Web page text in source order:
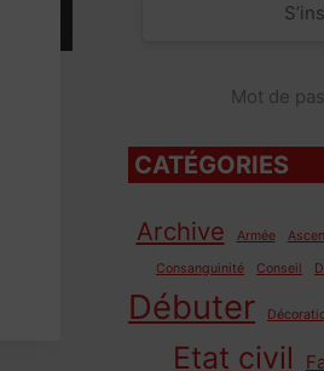
Mot de
CATÉGORIES
Archive Armée
Consanguinité Conseil
Débuter
Etat civil